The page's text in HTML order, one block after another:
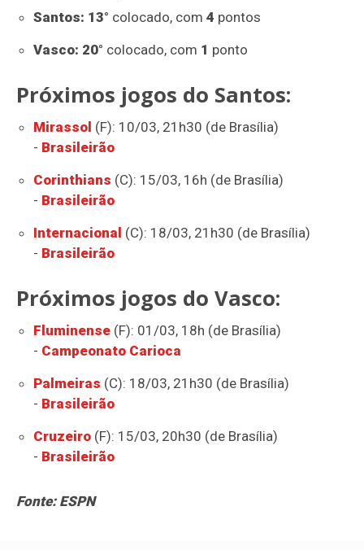
Santos: 13° colocado, com 4 pontos
Vasco: 20° colocado, com 1 ponto
Próximos jogos do Santos:
Mirassol (F): 10/03, 21h30 (de Brasília)
- Brasileirão
Corinthians (C): 15/03, 16h (de Brasília)
- Brasileirão
Internacional (C): 18/03, 21h30 (de Brasília)
- Brasileirão
Próximos jogos do Vasco:
Fluminense(F): 01/03, 18h (de Brasília)
- Campeonato Carioca
Palmeiras (C): 18/03, 21h30 (de Brasília)
- Brasileirão
Cruzeiro(F): 15/03, 20h30 (de Brasília)
- Brasileirão
Fonte: ESPN